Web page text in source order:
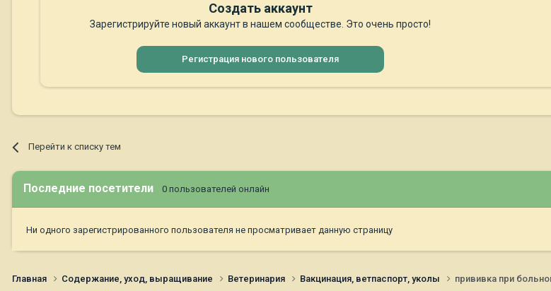
Создать аккаунт
Зарегистрируйте новый аккаунт в нашем сообществе. Это очень просто!
Регистрация нового пользователя
Перейти к списку тем
Последние посетители 0 пользователей онлайн
Ни одного зарегистрированного пользователя не просматривает данную страницу
Главная Содержание, уход, выращивание Ветеринария Вакцинация, ветпаспорт, уколы прививка при